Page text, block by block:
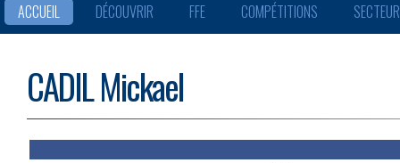
ACCUEIL DÉCOUVRIR FFE COMPÉTITIONS
CADIL Mickael